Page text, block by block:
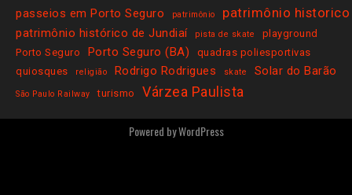
passeios em Porto Seguro patrimônio patrimônio historico
patrimônio histórico de Jundiaí pista de skate
playground
Porto Seguro
Porto Seguro (BA)
quadras poliesportivas
quiosques
religião Rodrigo Rodrigues skate Solar do Barão
São Paulo Railway turismo Várzea Paulista
Powered byWordPress